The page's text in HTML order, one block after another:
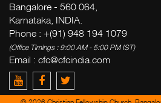
Bangalore - 560 064,
Karnataka, INDIA.
Phone : +(91) 948 194 1079
(Office Timings : 9:00 AM - 5:00 PM IST)
Email : cfc@cfcindia.com